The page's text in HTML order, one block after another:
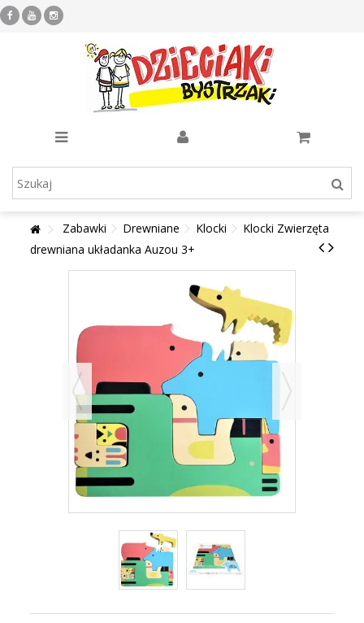
Zabawki Drewniane Klocki
Klocki Zwierzęta
drewniana układanka Auzou 3+